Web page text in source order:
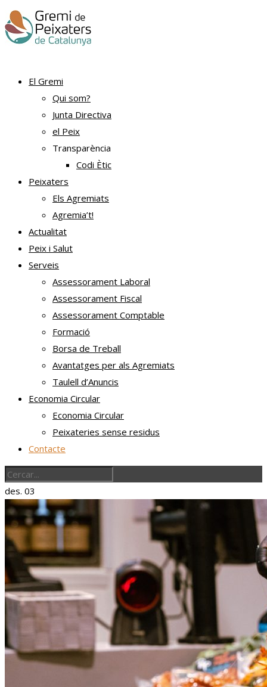
El Gremi
Qui som?
Junta Directiva
el Peix
Transparència
Codi Ètic
Peixaters
Els Agremiats
Agremia’t!
Actualitat
Peix i Salut
Serveis
Assessorament Laboral
Assessorament Fiscal
Assessorament Comptable
Formació
Borsa de Treball
Avantatges per als Agremiats
Taulell d’Anuncis
Economia Circular
Economia Circular
Peixateries sense residus
Contacte
des. 03